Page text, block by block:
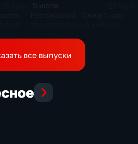
технологии будущего
все выпуски